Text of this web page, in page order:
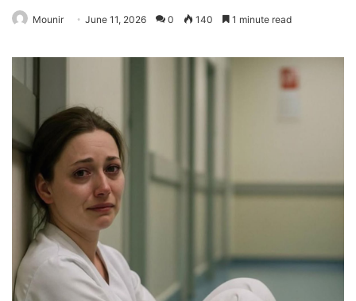
Mounir June 11, 2026 0 140 1 minute read